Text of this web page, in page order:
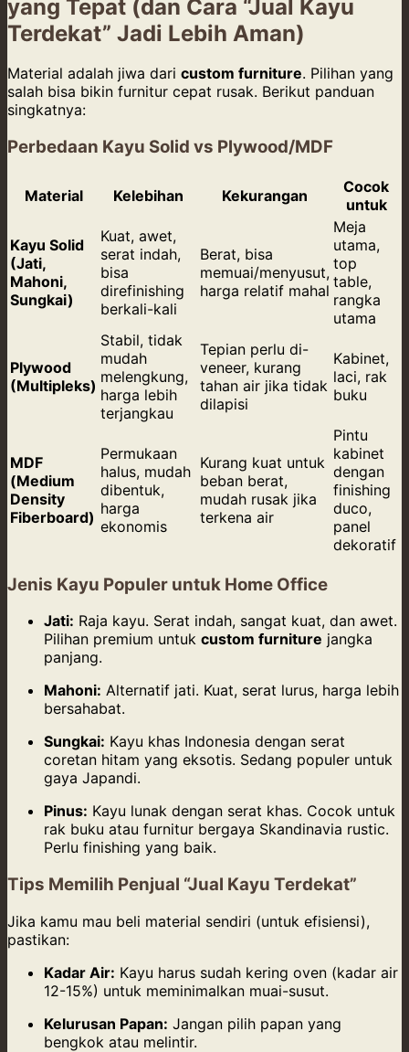
yang Tepat (dan Cara “Jual Kayu
Terdekat” Jadi Lebih Aman)
Material adalah jiwa dari custom furniture. Pilihan yang
salah bisa bikin furnitur cepat rusak. Berikut panduan
singkatnya:
Perbedaan Kayu Solid vs Plywood/MDF
Material Kelebihan Kekurangan
Cocok
untuk
Kayu Solid
(Jati,
Mahoni,
Sungkai)
Kuat, awet,
serat indah,
bisa
direfinishing
berkali-kali
Berat, bisa
memuai/menyusut,
harga relatif mahal
Meja
utama,
top
table,
rangka
utama
Plywood
(Multipleks)
Stabil, tidak
mudah
melengkung,
harga lebih
terjangkau
Tepian perlu di-
veneer, kurang
tahan air jika tidak
dilapisi
Kabinet,
laci, rak
buku
MDF
(Medium
Density
Fiberboard)
Permukaan
halus, mudah
dibentuk,
harga
ekonomis
Kurang kuat untuk
beban berat,
mudah rusak jika
terkena air
Pintu
kabinet
dengan
finishing
duco,
panel
dekoratif
Jenis Kayu Populer untuk Home Office
Jati: Raja kayu. Serat indah, sangat kuat, dan awet.
Pilihan premium untuk custom furniture jangka
panjang.
Mahoni: Alternatif jati. Kuat, serat lurus, harga lebih
bersahabat.
Sungkai: Kayu khas Indonesia dengan serat
coretan hitam yang eksotis. Sedang populer untuk
gaya Japandi.
Pinus: Kayu lunak dengan serat khas. Cocok untuk
rak buku atau furnitur bergaya Skandinavia rustic.
Perlu finishing yang baik.
Tips Memilih Penjual “Jual Kayu Terdekat”
Jika kamu mau beli material sendiri (untuk efisiensi),
pastikan:
Kadar Air: Kayu harus sudah kering oven (kadar air
12-15%) untuk meminimalkan muai-susut.
Kelurusan Papan: Jangan pilih papan yang
bengkok atau melintir.